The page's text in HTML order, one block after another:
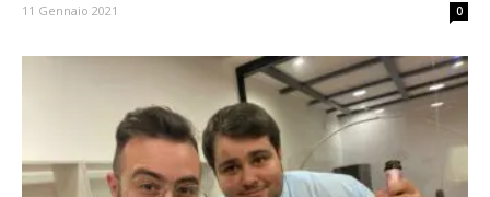
11 Gennaio 2021 0